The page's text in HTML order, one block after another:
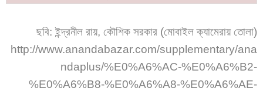
ছবি: ইন্দ্রনীল রায়, কৌশিক সরকার (মোবাইল ক্যামেরায় তোলা)
http://www.anandabazar.com/supplementary/ana
ndaplus/%E0%A6%AC-%E0%A6%B2-
%E0%A6%B8-%E0%A6%A8-%E0%A6%AE-